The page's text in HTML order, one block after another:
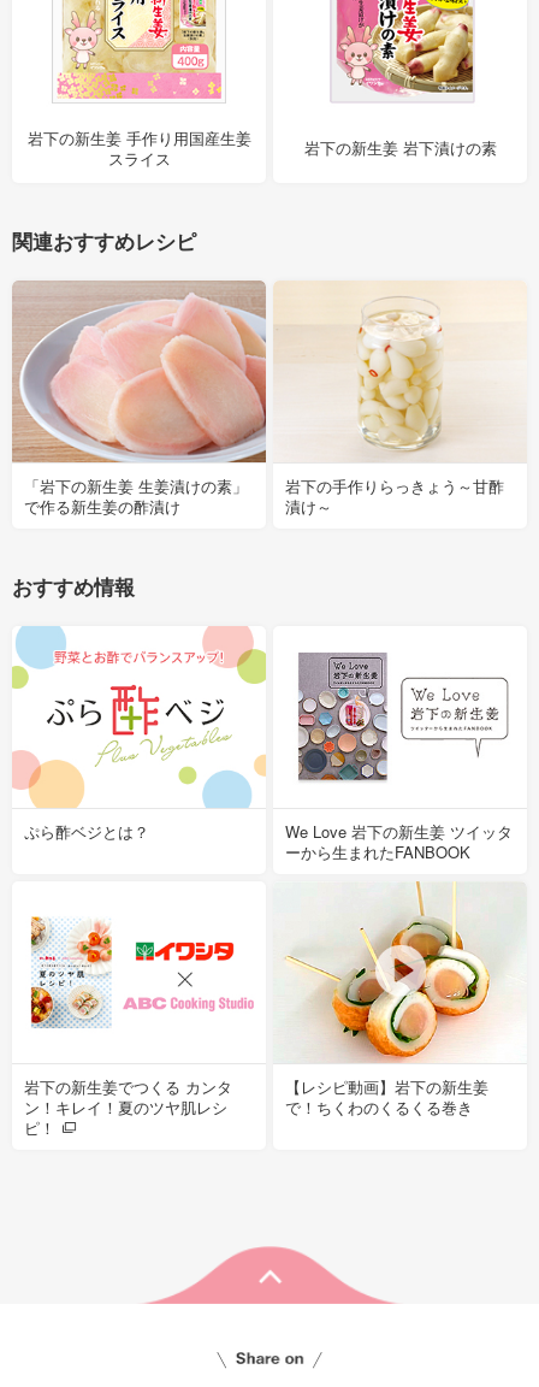
岩下の新生姜 手作り用国産生姜
スライス
岩下の新生姜 岩下漬けの素
関連おすすめレシピ
「岩下の新生姜 生姜漬けの素」
で作る新生姜の酢漬け
岩下の手作りらっきょう～甘酢
漬け～
おすすめ情報
ぷら酢ベジとは？
We Love 岩下の新生姜 ツイッタ
ーから生まれたFANBOOK
岩下の新生姜でつくる カンタ
ン！キレイ！夏のツヤ肌レシ
ピ！
【レシピ動画】岩下の新生姜
で！ちくわのくるくる巻き